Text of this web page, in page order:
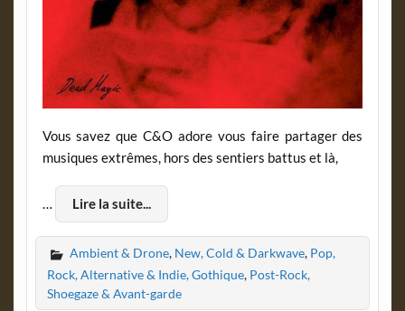
Vous savez que C&O adore vous faire partager des
musiques extrêmes, hors des sentiers battus et là,
… Lire la suite...
Ambient & Drone, New, Cold & Darkwave, Pop,
Rock, Alternative & Indie, Gothique, Post-Rock,
Shoegaze & Avant-garde